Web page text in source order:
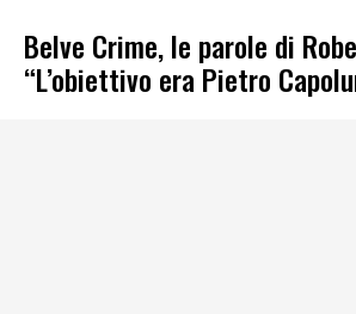
Belve Crime, le parole di
“L’obiettivo era Pietro